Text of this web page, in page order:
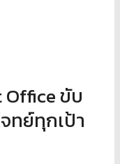
ขับ
ทย์ทุกเป้า